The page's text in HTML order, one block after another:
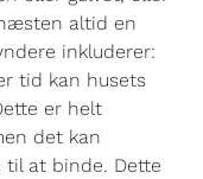
altid en
inkluderer:
tid kan husets
er helt
det kan
til at binde. Dette